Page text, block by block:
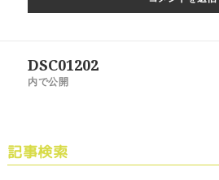
DSC01202
内で公開
記事検索